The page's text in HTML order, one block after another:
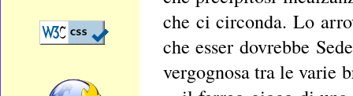
che ci circonda. Lo
che esser dovrebbe
vergognosa tra le varie